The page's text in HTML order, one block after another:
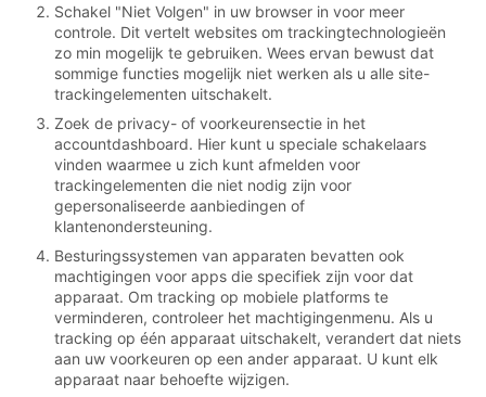
Schakel "Niet Volgen" in uw browser in voor meer
controle. Dit vertelt websites om trackingtechnologieën
zo min mogelijk te gebruiken. Wees ervan bewust dat
sommige functies mogelijk niet werken als u alle site-
trackingelementen uitschakelt.
Zoek de privacy- of voorkeurensectie in het
accountdashboard. Hier kunt u speciale schakelaars
vinden waarmee u zich kunt afmelden voor
trackingelementen die niet nodig zijn voor
gepersonaliseerde aanbiedingen of
klantenondersteuning.
Besturingssystemen van apparaten bevatten ook
machtigingen voor apps die specifiek zijn voor dat
apparaat. Om tracking op mobiele platforms te
verminderen, controleer het machtigingenmenu. Als u
tracking op één apparaat uitschakelt, verandert dat niets
aan uw voorkeuren op een ander apparaat. U kunt elk
apparaat naar behoefte wijzigen.